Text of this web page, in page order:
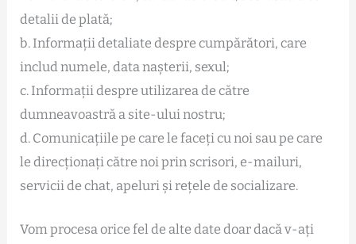
detalii de plată;
b. Informații detaliate despre cumpărători, care
includ numele, data nașterii, sexul;
c. Informații despre utilizarea de către
dumneavoastră a site-ului nostru;
d. Comunicațiile pe care le faceți cu noi sau pe care
le direcționați către noi prin scrisori, e-mailuri,
servicii de chat, apeluri și rețele de socializare.
Vom procesa orice fel de alte date doar dacă v-ați